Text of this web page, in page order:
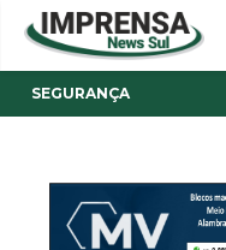
SEGURANÇA